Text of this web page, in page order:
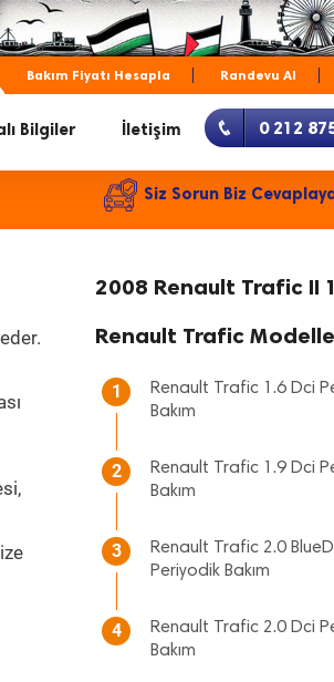
Bakım Fiyatı Hesapla Randevu Al
Bilgiler İletişim 0 212
Siz Sorun Biz
2008 Renault Trafic II
Renault Trafic
1
Renault Trafic 1.6 Dci
Bakım
2
Renault Trafic 1.9 Dci
Bakım
3
Renault Trafic 2.0
Periyodik Bakım
4
Renault Trafic 2.0 Dci
Bakım